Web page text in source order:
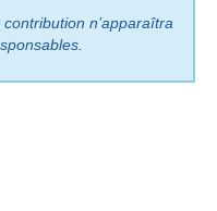
n’apparaîtra